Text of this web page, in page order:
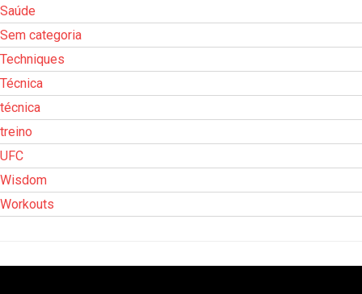
Saúde
Sem categoria
Techniques
Técnica
técnica
treino
UFC
Wisdom
Workouts